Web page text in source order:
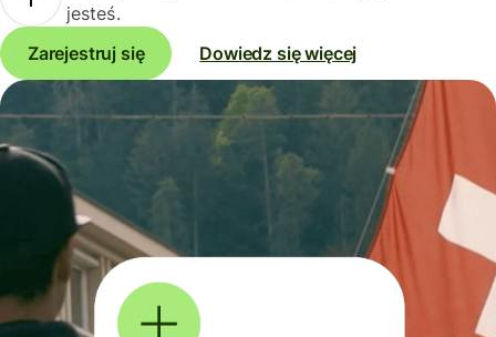
jesteś.
Zarejestruj się
Dowiedz się więcej